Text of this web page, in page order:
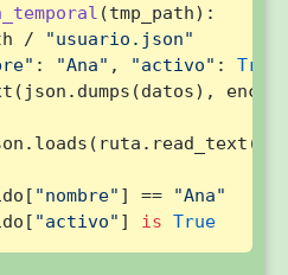
(tmp_path):
/
"usuario.json"
: "Ana" , "activo" : True
"nombre" ] ==
"Ana"
"activo" ] is True